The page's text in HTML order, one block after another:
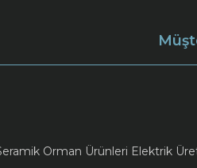
Orman Ürünleri Elektrik